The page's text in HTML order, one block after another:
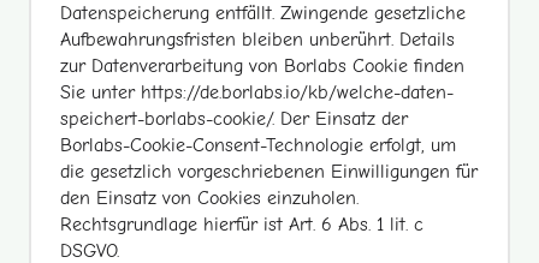
Datenspeicherung entfällt. Zwingende gesetzliche
Aufbewahrungsfristen bleiben unberührt. Details
zur Datenverarbeitung von Borlabs Cookie finden
Sie unter https://de.borlabs.io/kb/welche-daten-
speichert-borlabs-cookie/. Der Einsatz der
Borlabs-Cookie-Consent-Technologie erfolgt, um
die gesetzlich vorgeschriebenen Einwilligungen für
den Einsatz von Cookies einzuholen.
Rechtsgrundlage hierfür ist Art. 6 Abs. 1 lit. c
DSGVO.